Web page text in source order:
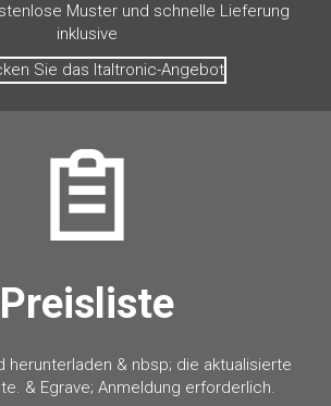
Muster und schnelle Lieferung
inklusive
Sie das Italtronic-Angebot
Preisliste
herunterladen & nbsp; die aktualisierte
& Egrave; Anmeldung erforderlich.